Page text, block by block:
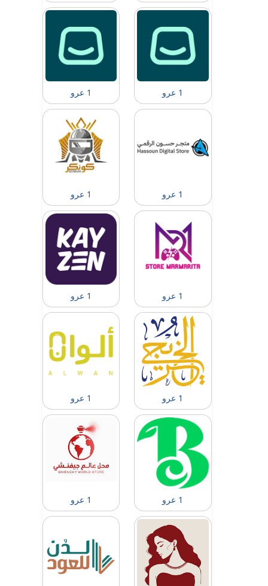
1 عرو 1 عرو
1 عرو 1 عرو
1 عرو 1 عرو
1 عرو 1 عرو
1 عرو 1 عرو